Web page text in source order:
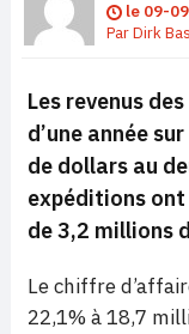
le 09-
ParDirk
Les revenus
d’une année
de dollars au
expéditions
de 3,2 millions
Le chiffre
22,1% à 18,7